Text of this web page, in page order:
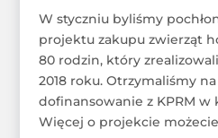
W styczniu byliśmy
projektu zakupu zwierząt
80 rodzin, który
2018 roku. Otrzymaliśmy
dofinansowanie z KPRM w
Więcej o projekcie